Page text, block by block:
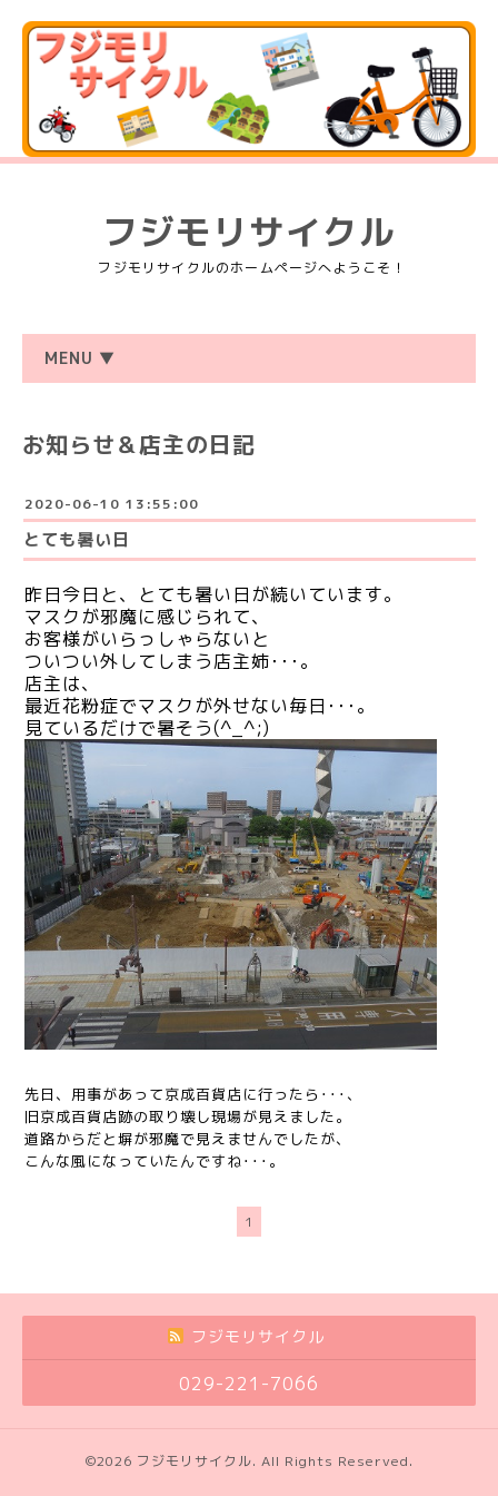
フジモリサイクル
フジモリサイクルのホームページへようこそ！
MENU ▼
お知らせ＆店主の日記
2020-06-10 13:55:00
とても暑い日
昨日今日と、とても暑い日が続いています。
マスクが邪魔に感じられて、
お客様がいらっしゃらないと
ついつい外してしまう店主姉･･･。
店主は、
最近花粉症でマスクが外せない毎日･･･。
見ているだけで暑そう(^_^;)
先日、用事があって京成百貨店に行ったら･･･、
旧京成百貨店跡の取り壊し現場が見えました。
道路からだと塀が邪魔で見えませんでしたが、
こんな風になっていたんですね･･･。
1
フジモリサイクル
029-221-7066
©2026 フジモリサイクル. All Rights Reserved.